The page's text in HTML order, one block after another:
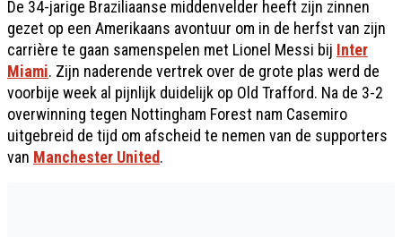
De 34-jarige Braziliaanse middenvelder heeft zijn zinnen
gezet op een Amerikaans avontuur om in de herfst van zijn
carrière te gaan samenspelen met Lionel Messi bij Inter
Miami. Zijn naderende vertrek over de grote plas werd de
voorbije week al pijnlijk duidelijk op Old Trafford. Na de 3-2
overwinning tegen Nottingham Forest nam Casemiro
uitgebreid de tijd om afscheid te nemen van de supporters
van Manchester United.